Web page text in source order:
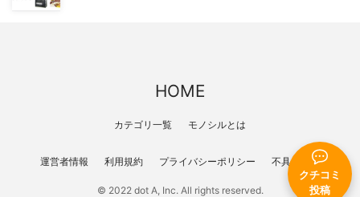
クチコミ
投稿
HOME
カテゴリ一覧 モノシルとは
運営者情報 利用規約 プライバシーポリシー 不具合報告
© 2022 dot A, Inc. All rights reserved.